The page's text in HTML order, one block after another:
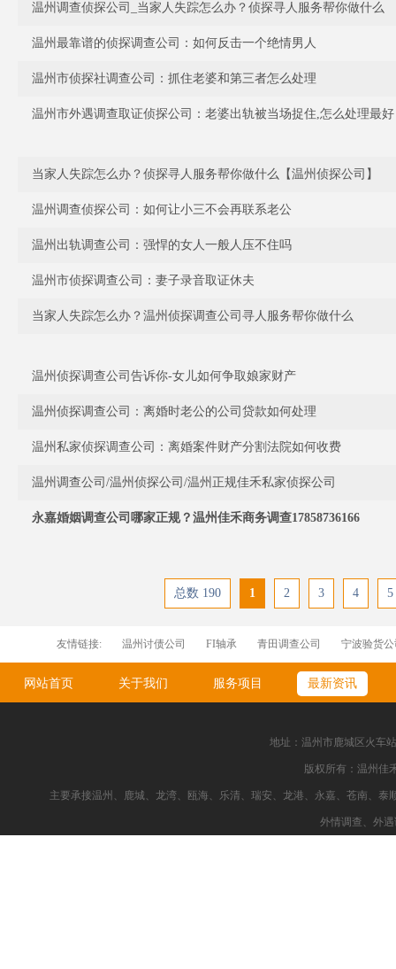
温州调查侦探公司_当家人失踪怎么办？侦探寻人服务帮你做什么
温州最靠谱的侦探调查公司：如何反击一个绝情男人
温州市侦探社调查公司：抓住老婆和第三者怎么处理
温州市外遇调查取证侦探公司：老婆出轨被当场捉住,怎么处理最好
当家人失踪怎么办？侦探寻人服务帮你做什么【温州侦探公司】
温州调查侦探公司：如何让小三不会再联系老公
温州出轨调查公司：强悍的女人一般人压不住吗
温州市侦探调查公司：妻子录音取证休夫
当家人失踪怎么办？温州侦探调查公司寻人服务帮你做什么
温州侦探调查公司告诉你-女儿如何争取娘家财产
温州侦探调查公司：离婚时老公的公司贷款如何处理
温州私家侦探调查公司：离婚案件财产分割法院如何收费
温州调查公司/温州侦探公司/温州正规佳禾私家侦探公司
永嘉婚姻调查公司哪家正规？温州佳禾商务调查17858736166
总数 190 1 2 3 4 5
友情链接: 温州讨债公司 FI轴承 青田调查公司 宁波验货公
刀型闸阀 温州婚姻调查公司 温州找人公司
网站首页 关于我们 服务项目 最新资讯
地址：温州市鹿城区火
版权所有：温州
主要承接温州、鹿城、龙湾、瓯海、乐清、瑞安、龙港、永嘉、苍南、
外情调查、外